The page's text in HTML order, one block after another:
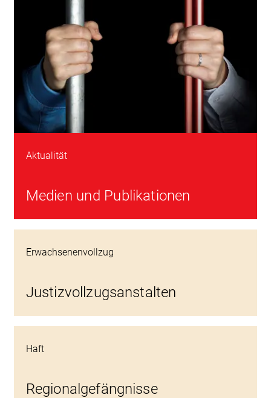
Medien und Publikationen
Aktualität
Justizvollzugsanstalten
Erwachsenenvollzug
Regionalgefängnisse
Haft